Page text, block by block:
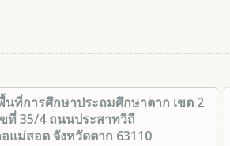
นที่การศึกษาประถมศึกษาตาก เขต 2
ขที่ 35/4 ถนนประสาทวิถี
อแม่สอด จังหวัดตาก 63110